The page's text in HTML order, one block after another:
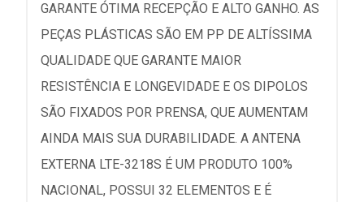
GARANTE ÓTIMA RECEPÇÃO E ALTO GANHO. AS
PEÇAS PLÁSTICAS SÃO EM PP DE ALTÍSSIMA
QUALIDADE QUE GARANTE MAIOR
RESISTÊNCIA E LONGEVIDADE E OS DIPOLOS
SÃO FIXADOS POR PRENSA, QUE AUMENTAM
AINDA MAIS SUA DURABILIDADE. A ANTENA
EXTERNA LTE-3218S É UM PRODUTO 100%
NACIONAL, POSSUI 32 ELEMENTOS E É